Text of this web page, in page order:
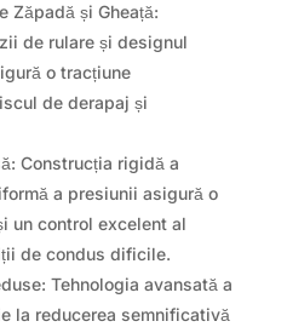
Zăpadă și Gheață:
de rulare și designul
o tracțiune
de derapaj și
Construcția rigidă a
a presiunii asigură o
un control excelent al
de condus dificile.
Tehnologia avansată a
la reducerea semnificativă